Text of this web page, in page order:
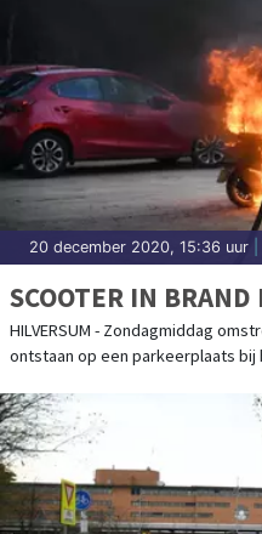
20 december 2020, 15:36 uur
SCOOTER IN BRAND
HILVERSUM - Zondagmiddag
ontstaan op een parkeerplaats